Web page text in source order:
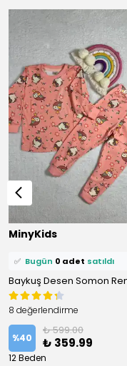
MinyKids
⭐️ Bu ürünü16 kişifavoriledi!
8 kişi
✅ Bugün 0 adet satıldı
8 değerlendirme
%40
₺ 599.00
₺ 359.99
12 Beden